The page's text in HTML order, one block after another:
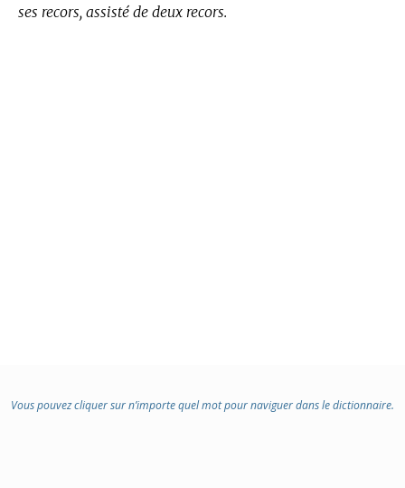
ses recors, assisté de deux recors.
Vous pouvez cliquer sur n’importe quel mot pour naviguer dans le dictionnaire.